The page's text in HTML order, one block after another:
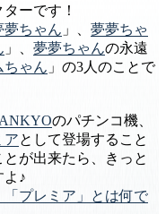
ーです！
夢ちゃん 」、 夢夢ちゃ
」、 夢夢ちゃんの永遠
ちゃん 」の3人のことで
のパチンコ機、
アとして登場すること
が出来たら、きっと
よ♪
「プレミア」とは何で